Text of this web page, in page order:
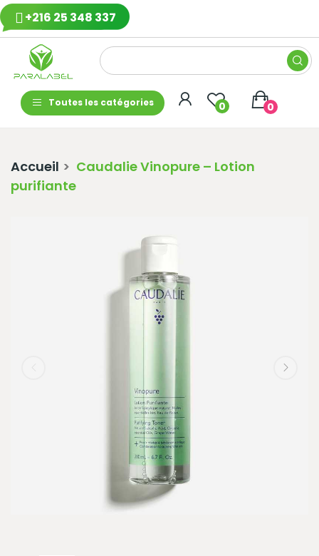
+216 25 348 337
Toutes les catégories 0 0
Accueil
Caudalie Vinopure – Lotion
purifiante